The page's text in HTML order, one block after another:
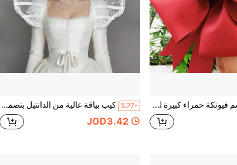
50/75 سم فيونكة حمراء كبيرة للديكور، مناسبة لتزيين المناسبات والأعياد والأعراس وحفلات عيد الميلاد وغيرها. مصنوعة من مادة EVA قابلة للانتفاخ، تأتي مع تعليمات التجميع %27- كيب بياقة عالية من الدانتيل بتصميم هيكل عظمي وشبكة عنكبوت على الطراز الفيكتوري القوطي، مناسب لإكسسوارات تنكر الهالوين وديكورات أزياء الحفلات الراقصة
JOD3.42